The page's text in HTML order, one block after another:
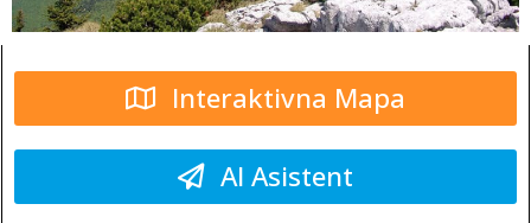
Interaktivna Mapa
AI Asistent